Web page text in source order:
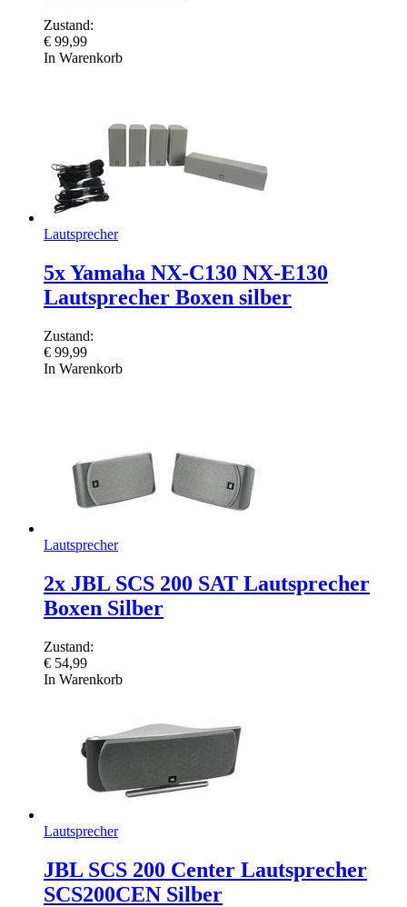
Zustand:
€ 99,99
In Warenkorb
Lautsprecher
5x Yamaha NX-C130 NX-E130
Lautsprecher Boxen silber
Zustand:
€ 99,99
In Warenkorb
Lautsprecher
2x JBL SCS 200 SAT Lautsprecher
Boxen Silber
Zustand:
€ 54,99
In Warenkorb
Lautsprecher
JBL SCS 200 Center Lautsprecher
SCS200CEN Silber